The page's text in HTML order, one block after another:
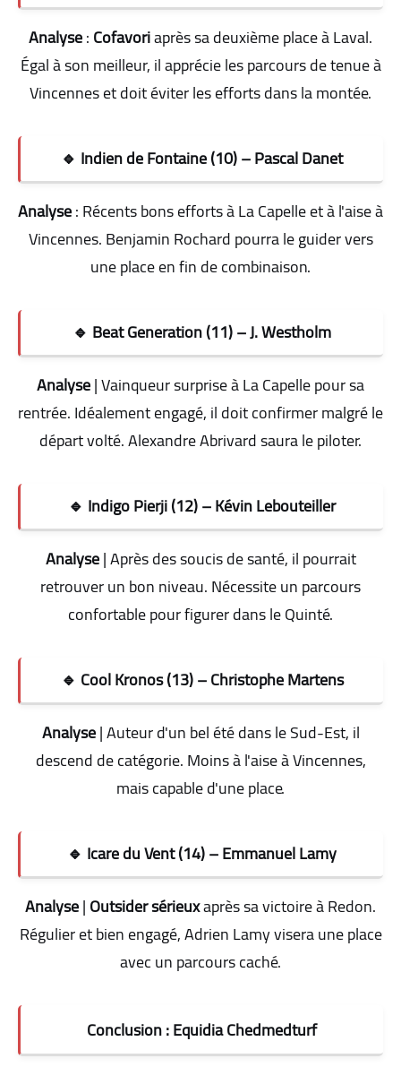
Analyse:Cofavoriaprès sa deuxième place à Laval.
Égal à son meilleur, il apprécie les parcours de tenue à
Vincennes et doit éviter les efforts dans la montée.
🔹 Indien de Fontaine (10) – Pascal Danet
Analyse: Récents bons efforts à La Capelle et à l'aise à
Vincennes. Benjamin Rochard pourra le guider vers
une place en fin de combinaison.
🔹 Beat Generation (11) – J. Westholm
Analyse| Vainqueur surprise à La Capelle pour sa
rentrée. Idéalement engagé, il doit confirmer malgré le
départ volté. Alexandre Abrivard saura le piloter.
🔹 Indigo Pierji (12) – Kévin Lebouteiller
Analyse| Après des soucis de santé, il pourrait
retrouver un bon niveau. Nécessite un parcours
confortable pour figurer dans le Quinté.
🔹 Cool Kronos (13) – Christophe Martens
Analyse| Auteur d'un bel été dans le Sud-Est, il
descend de catégorie. Moins à l'aise à Vincennes,
mais capable d'une place.
🔹 Icare du Vent (14) – Emmanuel Lamy
Analyse|Outsider sérieuxaprès sa victoire à Redon.
Régulier et bien engagé, Adrien Lamy visera une place
avec un parcours caché.
Conclusion : Equidia Chedmedturf